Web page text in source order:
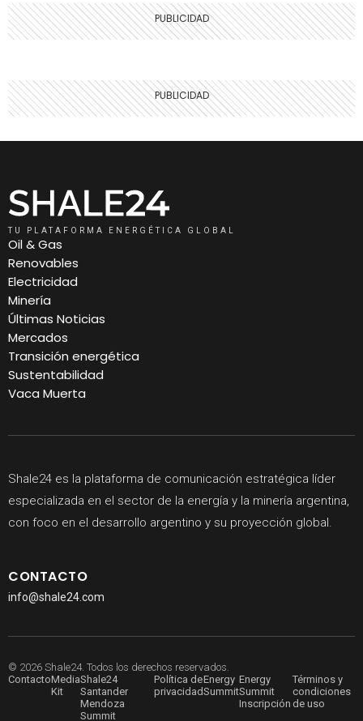
TU PLATAFORMA ENERGÉTICA GLOBAL
Oil & Gas
Renovables
Electricidad
Minería
Últimas Noticias
Mercados
Transición energética
Sustentabilidad
Vaca Muerta
Shale24 es la plataforma de comunicación estratégica líder
especializada en el sector de la energía y la minería argentina,
con foco en el desarrollo argentino y su proyección global.
CONTACTO
info@shale24.com
© 2026 Shale24. Todos los derechos reservados.
ContactoMedia
Kit
Shale24
Santander
Mendoza
Summit
Política de
privacidad
Energy
Summit
Energy
Summit
Inscripción
Términos y
condiciones
de uso